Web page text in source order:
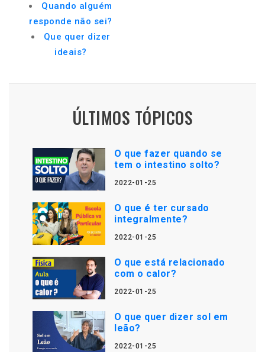
Quando alguém
responde não sei?
Que quer dizer
ideais?
ÚLTIMOS TÓPICOS
O que fazer quando se
tem o intestino solto?
2022-01-25
O que é ter cursado
integralmente?
2022-01-25
O que está relacionado
com o calor?
2022-01-25
O que quer dizer sol em
leão?
2022-01-25